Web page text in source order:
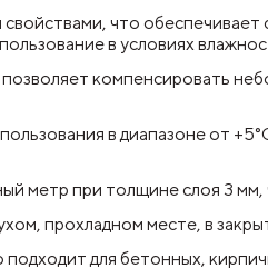
что обеспечивает
в условиях
компенсировать
в диапазоне от
метр при толщине слоя 3
прохладном месте, в
для бетонных,